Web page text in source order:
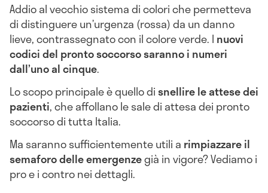
Addio al vecchio sistema di colori che permetteva
di distinguere un’urgenza (rossa) da un danno
lieve, contrassegnato con il colore verde. I nuovi
codici del pronto soccorsosaranno i numeri
dall’uno al cinque.
Lo scopo principale è quello disnellire le attese dei
pazienti, che affollano le sale di attesa dei pronto
soccorso di tutta Italia.
Ma saranno sufficientemente utili a rimpiazzare il
semaforo delle emergenzegià in vigore? Vediamo i
pro e i contro nei dettagli.